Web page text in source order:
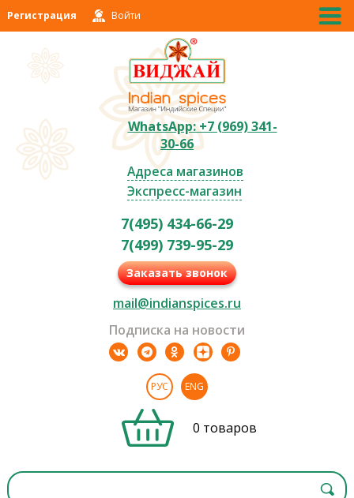
Регистрация Войти
WhatsApp: +7 (969) 341-
30-66
Адреса магазинов
Экспресс-магазин
7(495) 434-66-29
7(499) 739-95-29
Заказать звонок
mail@indianspices.ru
Подписка на новости
РУС ENG
0 товаров